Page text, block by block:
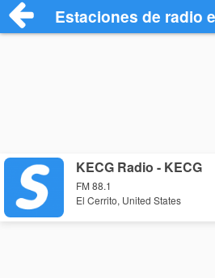
Estaciones de radio
KECG Radio - KECG
FM 88.1
El Cerrito, United States